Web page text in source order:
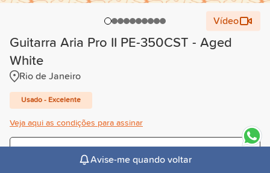
Vídeo
Guitarra Aria Pro II PE-350CST - Aged
White
Rio de Janeiro
Usado - Excelente
Veja aqui as condições para assinar
/mês
Avise-me quando voltar